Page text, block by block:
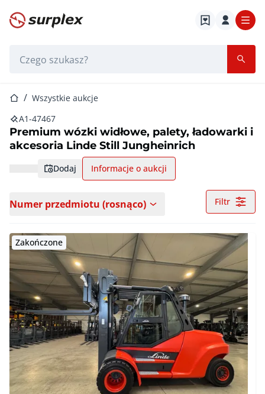
Strona główna
Strona główna
Wszystkie aukcje
A1-47467
Premium wózki widłowe, palety, ładowarki i
akcesoria Linde Still Jungheinrich
dodaj Informacje o aukcji
Numer przedmiotu (rosnąco) Filtr
Zakończone